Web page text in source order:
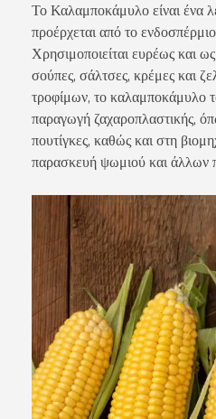
Το Καλαμποκάμυλο είναι ένα
προέρχεται από το
Χρησιμοποιείται ευρέως και
σούπες, σάλτσες, κρέμες και
τροφίμων, το καλαμποκάμυλο
παραγωγή ζαχαροπλαστικής,
πουτίγκες, καθώς και στη
παρασκευή ψωμιού και άλλων